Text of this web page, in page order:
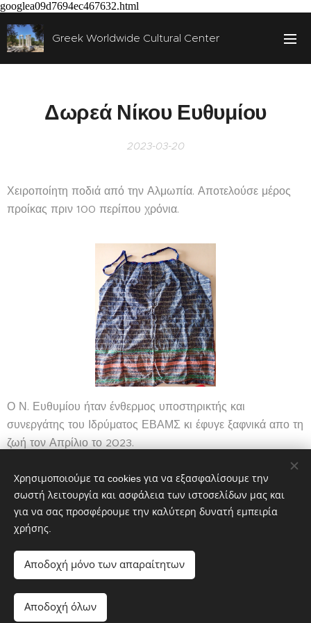
googlea09d7694ec467632.html
Greek Worldwide Cultural Center
Δωρεά Νίκου Ευθυμίου
2023-03-20
Χειροποίητη ποδιά από την Αλμωπία. Αποτελούσε μέρος
προίκας πριν 100 περίπου χρόνια.
Ο Ν. Ευθυμίου ήταν ένθερμος υποστηρικτής και
συνεργάτης του Ιδρύματος ΕΒΑΜΣ κι έφυγε ξαφνικά απο τη
ζωή τον Απρίλιο το 2023.
Share
Χρησιμοποιούμε τα cookies για να εξασφαλίσουμε την
σωστή λειτουργία και ασφάλεια των ιστοσελίδων μας και
για να σας προσφέρουμε την καλύτερη δυνατή εμπειρία
χρήσης.
Αποδοχή μόνο των απαραίτητων
Αποδοχή όλων